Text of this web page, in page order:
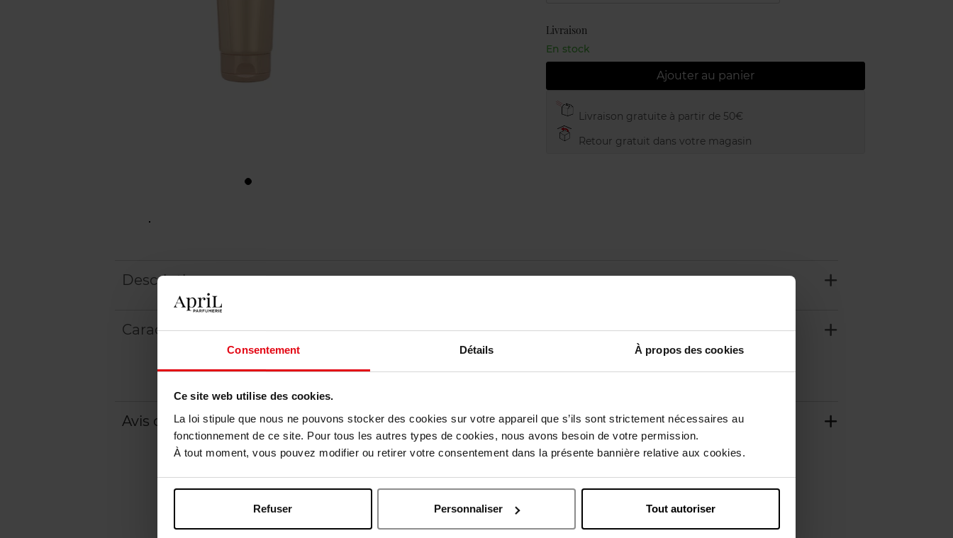
Consentement Détails À propos des cookies
Ce site web utilise des cookies.
La loi stipule que nous ne pouvons stocker des cookies sur votre appareil que s’ils sont strictement nécessaires au
fonctionnement de ce site. Pour tous les autres types de cookies, nous avons besoin de votre permission.
À tout moment, vous pouvez modifier ou retirer votre consentement dans la présente bannière relative aux cookies.
Refuser Personnaliser Tout autoriser
Livraison
En stock
Ajouter au panier
Livraison gratuite à partir de 50€
Retour gratuit dans votre magasin
Description
Caractéristiques
Avis client Politique relative aux avis des clients
Oublié quelque chose ?